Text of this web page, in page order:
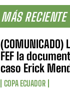
MÁS RECIENTE
(COMUNICADO)
FEF la
caso Erick
COPA ECUADOR